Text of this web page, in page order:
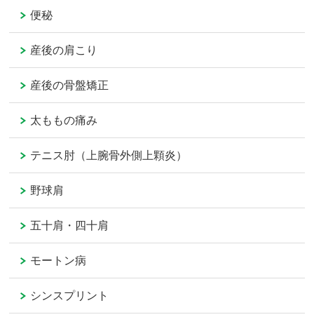
便秘
産後の肩こり
産後の骨盤矯正
太ももの痛み
テニス肘（上腕骨外側上顆炎）
野球肩
五十肩・四十肩
モートン病
シンスプリント